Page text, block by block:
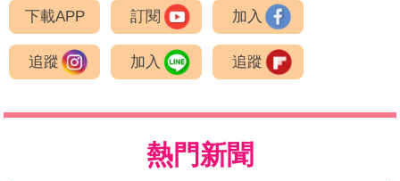
下載APP 訂閱 加入
追蹤 加入 追蹤
熱門新聞